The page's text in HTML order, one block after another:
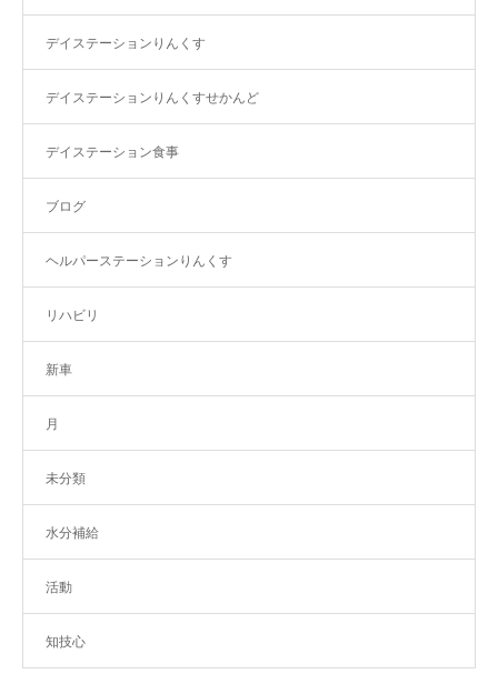
デイステーションりんくす
デイステーションりんくすせかんど
デイステーション食事
ブログ
ヘルパーステーションりんくす
リハビリ
新車
月
未分類
水分補給
活動
知技心